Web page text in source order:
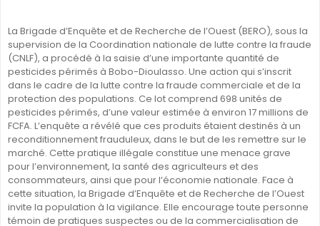
La Brigade d’Enquête et de Recherche de l’Ouest (BERO), sous la
supervision de la Coordination nationale de lutte contre la fraude
(CNLF), a procédé à la saisie d’une importante quantité de
pesticides périmés à Bobo-Dioulasso. Une action qui s’inscrit
dans le cadre de la lutte contre la fraude commerciale et de la
protection des populations. Ce lot comprend 698 unités de
pesticides périmés, d’une valeur estimée à environ 17 millions de
FCFA. L’enquête a révélé que ces produits étaient destinés à un
reconditionnement frauduleux, dans le but de les remettre sur le
marché. Cette pratique illégale constitue une menace grave
pour l’environnement, la santé des agriculteurs et des
consommateurs, ainsi que pour l’économie nationale. Face à
cette situation, la Brigade d’Enquête et de Recherche de l’Ouest
invite la population à la vigilance. Elle encourage toute personne
témoin de pratiques suspectes ou de la commercialisation de